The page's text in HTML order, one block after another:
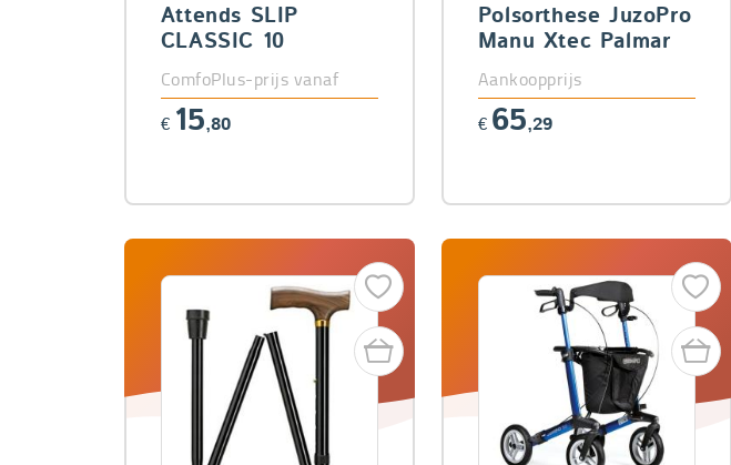
Attends SLIP
CLASSIC 10
ComfoPlus-prijs vanaf
€ 15,80
Polsorthese JuzoPro
Manu Xtec Palmar
Aankoopprijs
€ 65,29